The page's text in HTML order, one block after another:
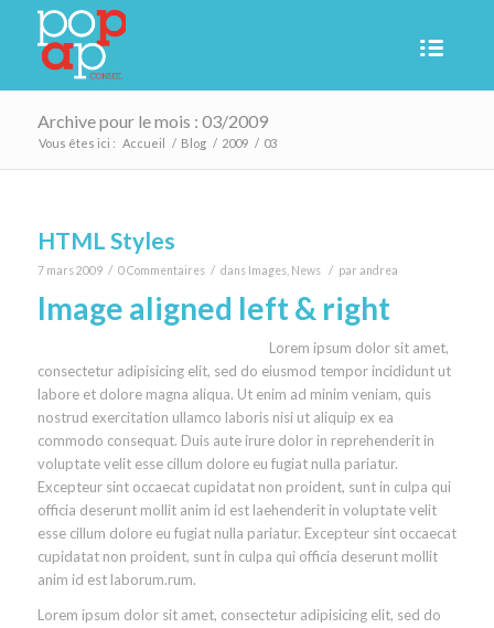
Archive pour le mois : 03/2009
Vous êtes ici : Accueil / Blog / 2009 / 03
HTML Styles
7 mars 2009 / 0 Commentaires / dans Images, News / par andrea
Image aligned left & right
Lorem ipsum dolor sit amet,
consectetur adipisicing elit, sed do eiusmod tempor incididunt ut
labore et dolore magna aliqua. Ut enim ad minim veniam, quis
nostrud exercitation ullamco laboris nisi ut aliquip ex ea
commodo consequat. Duis aute irure dolor in reprehenderit in
voluptate velit esse cillum dolore eu fugiat nulla pariatur.
Excepteur sint occaecat cupidatat non proident, sunt in culpa qui
officia deserunt mollit anim id est laehenderit in voluptate velit
esse cillum dolore eu fugiat nulla pariatur. Excepteur sint occaecat
cupidatat non proident, sunt in culpa qui officia deserunt mollit
anim id est laborum.rum.
Lorem ipsum dolor sit amet, consectetur adipisicing elit, sed do